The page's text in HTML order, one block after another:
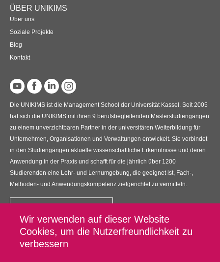
ÜBER UNIKIMS
Über uns
Soziale Projekte
Blog
Kontakt
Die UNIKIMS ist die Management School der Universität Kassel. Seit 2005
hat sich die UNIKIMS mit ihren 9 berufsbegleitenden Masterstudiengängen
zu einem unverzichtbaren Partner in der universitären Weiterbildung für
Unternehmen, Organisationen und Verwaltungen entwickelt. Sie verbindet
in den Studiengängen aktuelle wissenschaftliche Erkenntnisse und deren
Anwendung in der Praxis und schafft für die jährlich über 1200
Studierenden eine Lehr- und Lernumgebung, die geeignet ist, Fach-,
Methoden- und Anwendungskompetenz zielgerichtet zu vermitteln.
UNIKIMS GmbH
Universitätsplatz 12, 34127 Kassel
Wir verwenden auf dieser Website
Cookies, um die Nutzerfreundlichkeit zu
verbessern